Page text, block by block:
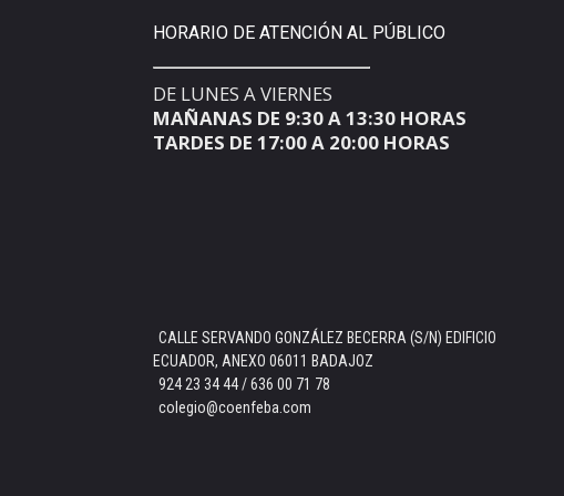
HORARIO DE ATENCIÓN AL PÚBLICO
DE LUNES A VIERNES
MAÑANAS DE 9:30 A 13:30 HORAS
TARDES DE 17:00 A 20:00 HORAS
CALLE SERVANDO GONZÁLEZ BECERRA (S/N) EDIFICIO
ECUADOR, ANEXO 06011 BADAJOZ
924 23 34 44 / 636 00 71 78
colegio@coenfeba.com